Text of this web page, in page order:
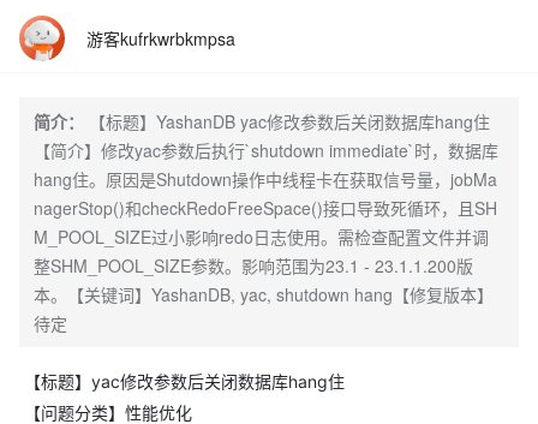
游客kufrkwrbkmpsa
简介：
【标题】YashanDB yac修改参数后关闭数据库hang住
【简介】修改yac参数后执行`shutdown immediate`时，数据库
hang住。原因是Shutdown操作中线程卡在获取信号量，jobMa
nagerStop()和checkRedoFreeSpace()接口导致死循环，且SH
M_POOL_SIZE过小影响redo日志使用。需检查配置文件并调
整SHM_POOL_SIZE参数。影响范围为23.1 - 23.1.1.200版
本。【关键词】YashanDB, yac, shutdown hang【修复版本】
待定
【标题】yac修改参数后关闭数据库hang住
【问题分类】性能优化